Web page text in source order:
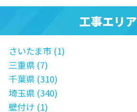
工事エリア
さいたま市 (1)
三重県 (7)
千葉県 (310)
埼玉県 (340)
壁付け (1)